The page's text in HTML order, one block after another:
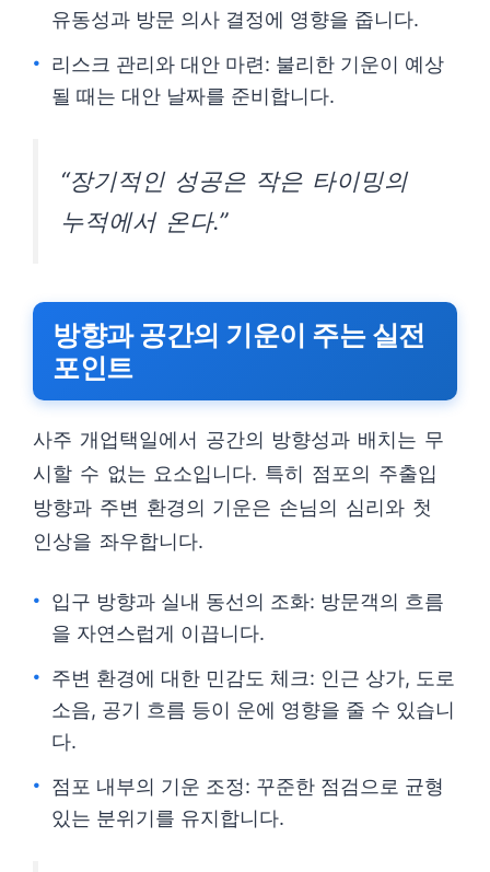
유동성과 방문 의사 결정에 영향을 줍니다.
리스크 관리와 대안 마련: 불리한 기운이 예상
될 때는 대안 날짜를 준비합니다.
“장기적인 성공은 작은 타이밍의
누적에서 온다.”
방향과 공간의 기운이 주는 실전
포인트
사주 개업택일에서 공간의 방향성과 배치는 무
시할 수 없는 요소입니다. 특히 점포의 주출입
방향과 주변 환경의 기운은 손님의 심리와 첫
인상을 좌우합니다.
입구 방향과 실내 동선의 조화: 방문객의 흐름
을 자연스럽게 이끕니다.
주변 환경에 대한 민감도 체크: 인근 상가, 도로
소음, 공기 흐름 등이 운에 영향을 줄 수 있습니
다.
점포 내부의 기운 조정: 꾸준한 점검으로 균형
있는 분위기를 유지합니다.